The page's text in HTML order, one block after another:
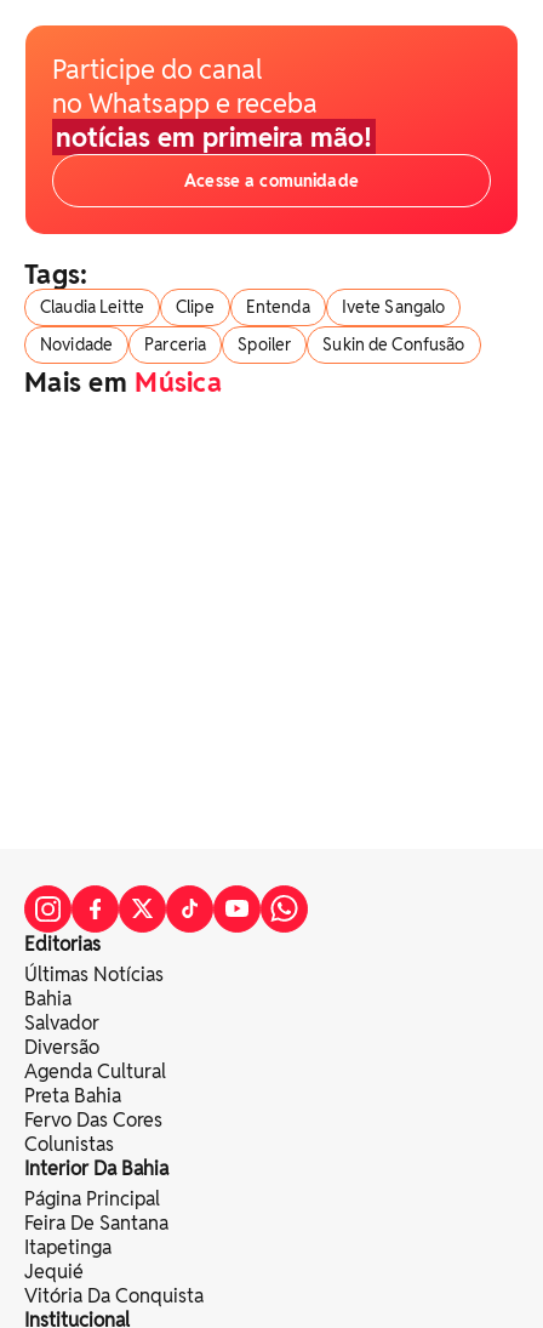
Participe do canal
no Whatsapp e receba
notícias em primeira mão!
Acesse a comunidade
Tags:
Claudia Leitte Clipe Entenda
Ivete Sangalo
Novidade
Parceria Spoiler Sukin de Confusão
Mais em Música
Editorias
Últimas Notícias
Bahia
Salvador
Diversão
Agenda Cultural
Preta Bahia
Fervo Das Cores
Colunistas
Interior Da Bahia
Página Principal
Feira De Santana
Itapetinga
Jequié
Vitória Da Conquista
Institucional